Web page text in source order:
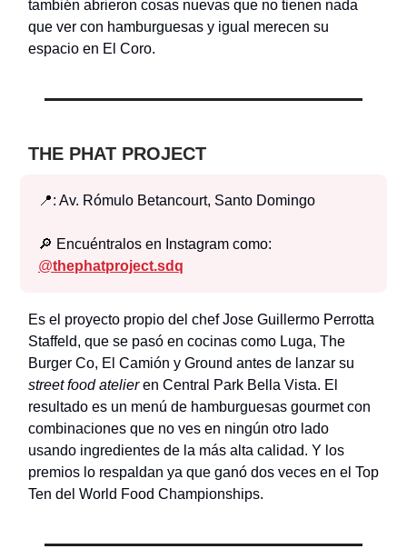
también abrieron cosas nuevas que no tienen nada
que ver con hamburguesas y igual merecen su
espacio en El Coro.
THE PHAT PROJECT
📍: Av. Rómulo Betancourt, Santo Domingo
🔎 Encuéntralos en Instagram como:
@thephatproject.sdq
Es el proyecto propio del chef Jose Guillermo Perrotta
Staffeld, que se pasó en cocinas como Luga, The
Burger Co, El Camión y Ground antes de lanzar su
street food atelieren Central Park Bella Vista. El
resultado es un menú de hamburguesas gourmet con
combinaciones que no ves en ningún otro lado
usando ingredientes de la más alta calidad. Y los
premios lo respaldan ya que ganó dos veces en el Top
Ten del World Food Championships.